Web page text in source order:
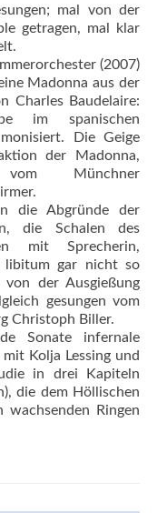
mal von der
getragen, mal klar
(2007)
Madonna aus der
Charles Baudelaire:
im spanischen
Die Geige
der Madonna,
vom Münchner
die Abgründe der
die Schalen des
mit Sprecherin,
libitum gar nicht so
der Ausgießung
gesungen vom
Christoph Biller.
Sonate infernale
Kolja Lessing und
in drei Kapiteln
die dem Höllischen
Ringen